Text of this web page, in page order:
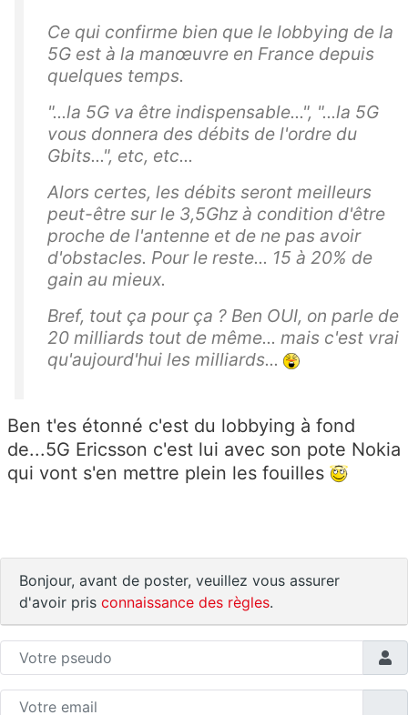
Ce qui confirme bien que le lobbying de la
5G est à la manœuvre en France depuis
quelques temps.
"...la 5G va être indispensable...", "...la 5G
vous donnera des débits de l'ordre du
Gbits...", etc, etc...
Alors certes, les débits seront meilleurs
peut-être sur le 3,5Ghz à condition d'être
proche de l'antenne et de ne pas avoir
d'obstacles. Pour le reste... 15 à 20% de
gain au mieux.
Bref, tout ça pour ça ? Ben OUI, on parle de
20 milliards tout de même... mais c'est vrai
qu'aujourd'hui les milliards...
Ben t'es étonné c'est du lobbying à fond
de...5G Ericsson c'est lui avec son pote Nokia
qui vont s'en mettre plein les fouilles
Bonjour, avant de poster, veuillez vous assurer
d'avoir pris connaissance des règles.